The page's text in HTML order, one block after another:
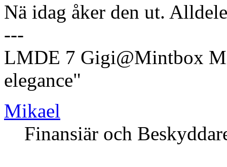
Nä idag åker den ut.
---
LMDE 7 Gigi@Mintbox
elegance"
Mikael
Finansiär och